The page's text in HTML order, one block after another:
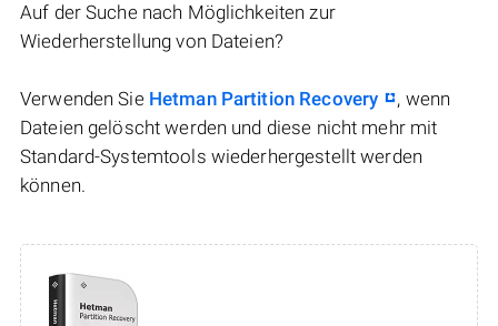
Auf der Suche nach Möglichkeiten zur
Wiederherstellung von Dateien?
Verwenden Sie Hetman Partition Recovery
, wenn
Dateien gelöscht werden und diese nicht mehr mit
Standard-Systemtools wiederhergestellt werden
können.